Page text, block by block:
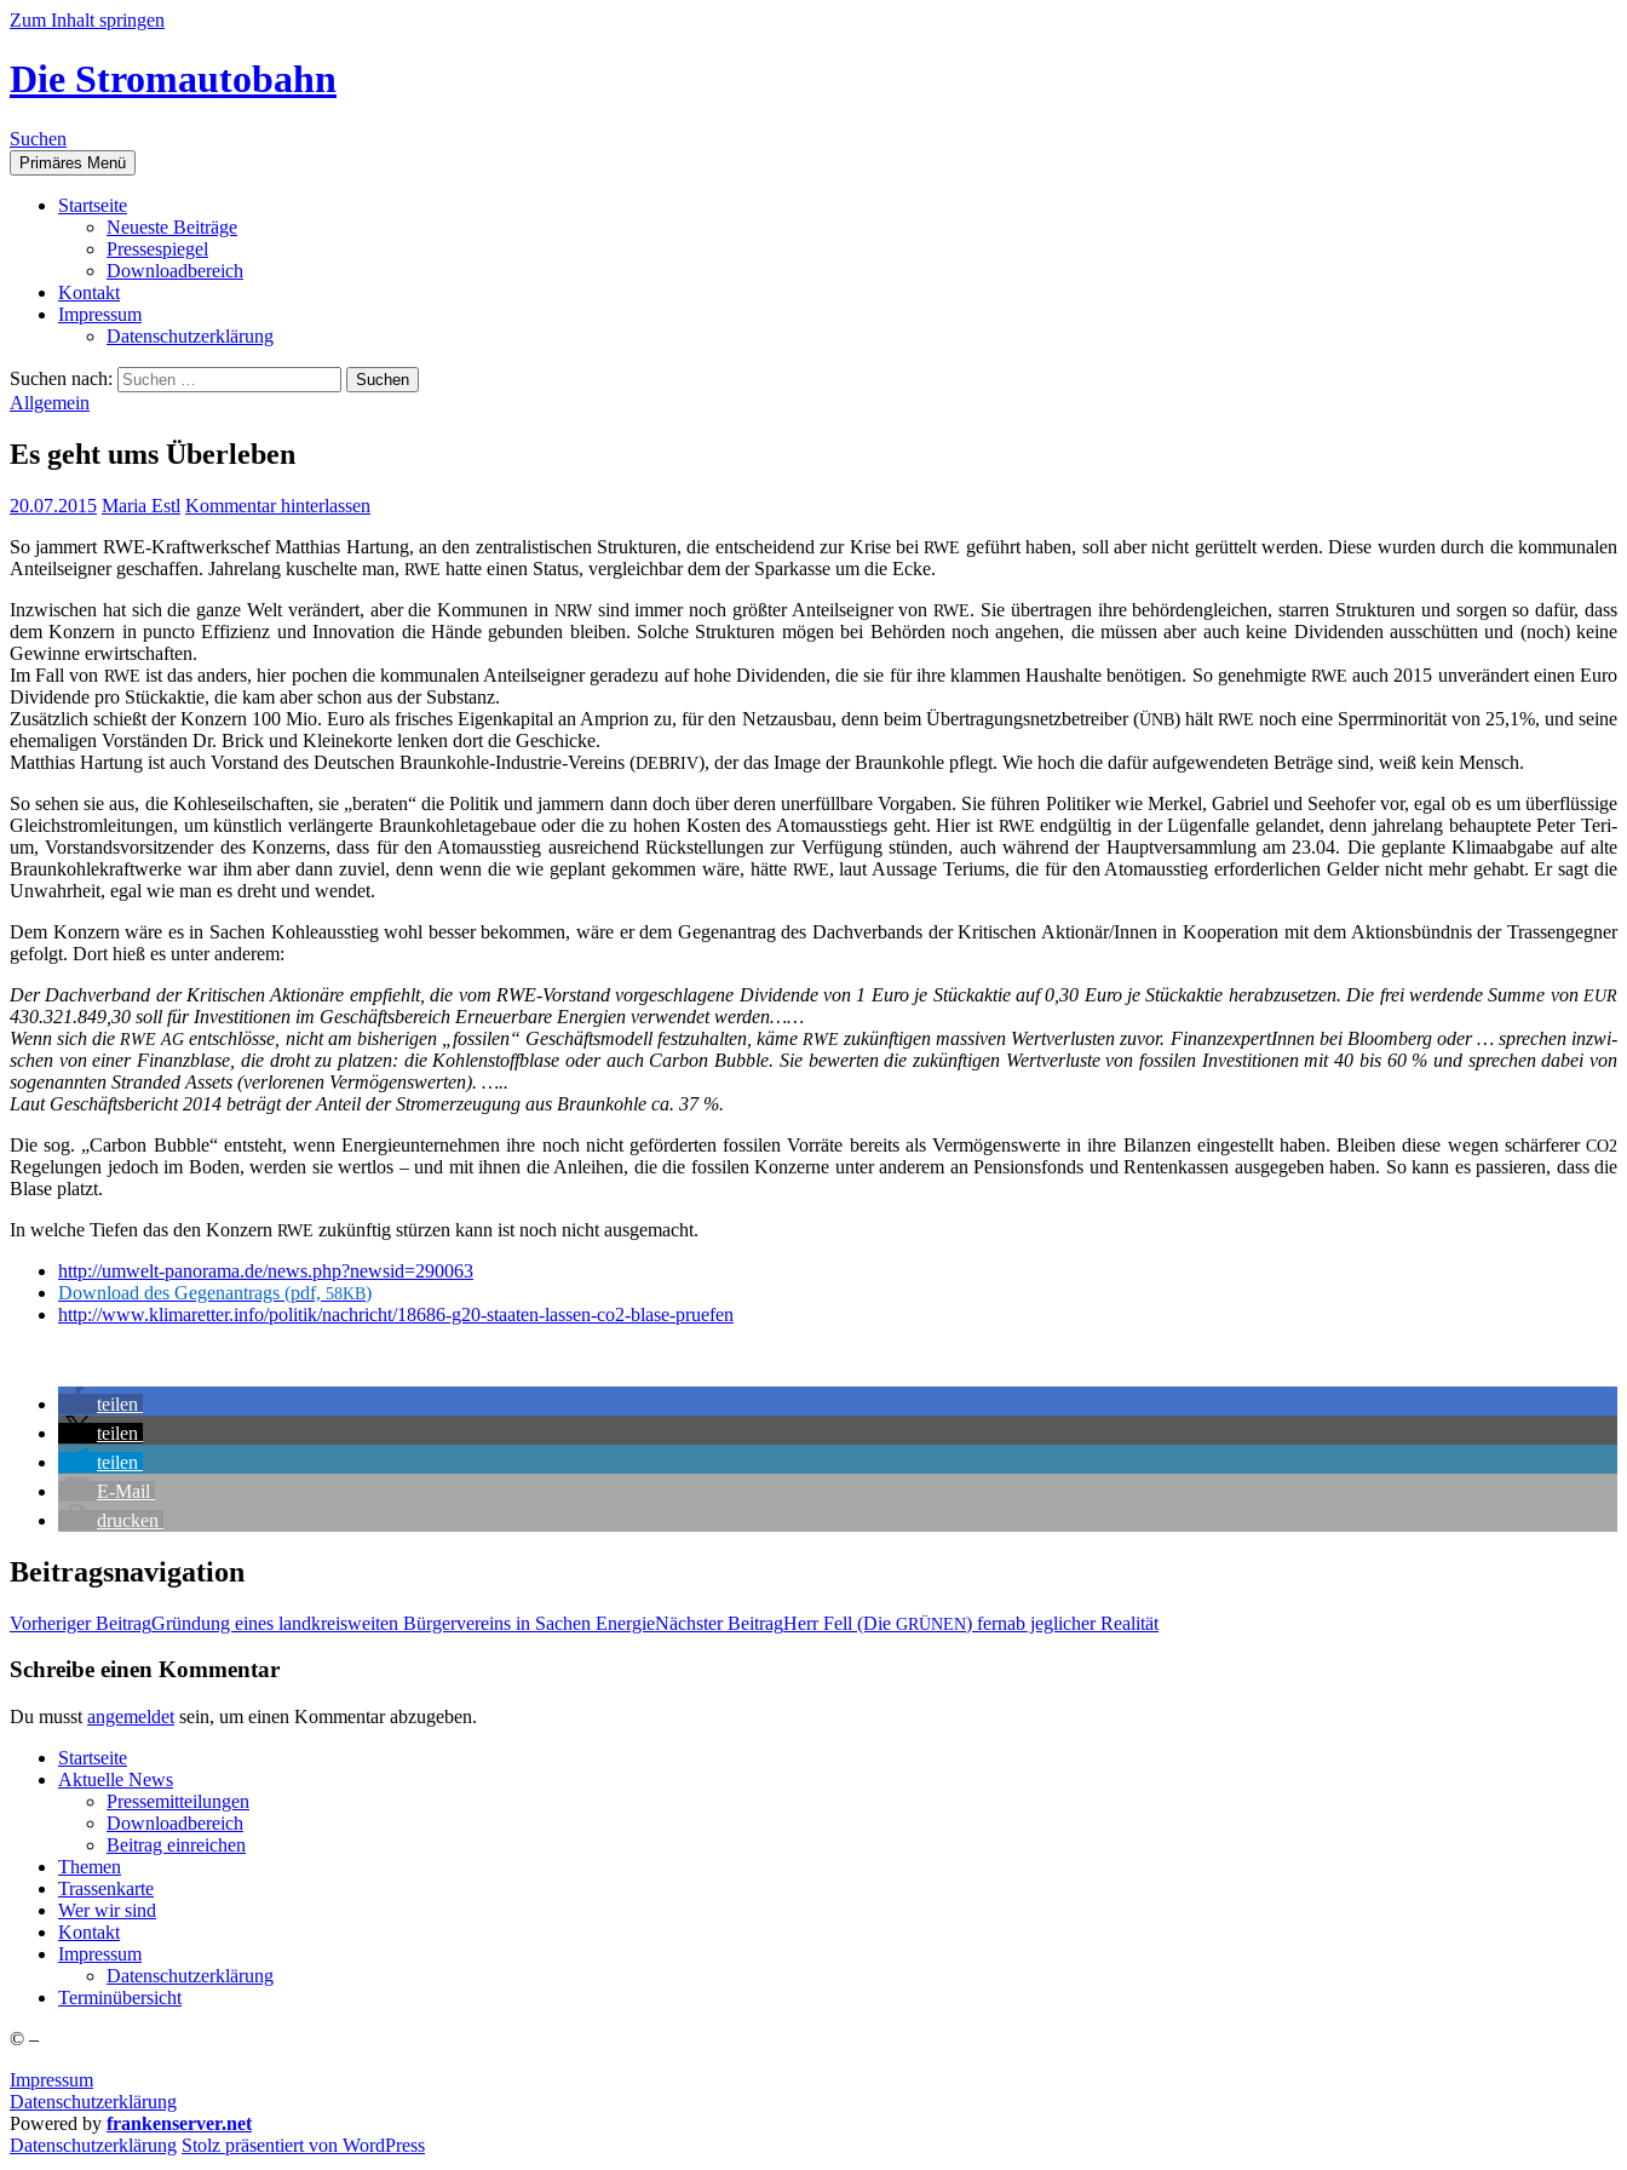
Zum Inhalt springen
Die Stromautobahn
Suchen
Primäres Menü
Start­sei­te
Neu­es­te Beiträge
Pres­se­spie­gel
Down­load­be­reich
Kon­takt
Impres­sum
Daten­schutz­er­klä­rung
Suchen nach:
Allgemein
Es geht ums Überleben
20.07.2015 Maria Estl Kommentar hinterlassen
So jam­mert RWE-Kraft­werks­chef Mat­thi­as Har­tung, an den zen­tra­lis­ti­schen Struk­tu­ren, die ent­schei­dend zur Kri­se beiRWE geführt haben, soll aber nicht gerüt­telt wer­den. Die­se wur­den durch die kom­mu­na­len
Anteils­eig­ner geschaf­fen. Jah­re­lang kuschel­te man, RWE hat­te einen Sta­tus, ver­gleich­bar dem der Spar­kas­se um die Ecke.
Inzwi­schen hat sich die gan­ze Welt ver­än­dert, aber die Kom­mu­nen in NRWsind immer noch größ­ter Anteils­eig­ner vonRWE. Sie über­tra­gen ihre behör­den­glei­chen, star­ren Struk­tu­ren und sor­gen so dafür, dass
dem Kon­zern in punc­to Effi­zi­enz und Inno­va­ti­on die Hän­de gebun­den blei­ben. Sol­che Struk­tu­ren mögen bei Behör­den noch ange­hen, die müs­sen aber auch kei­ne Divi­den­den aus­schüt­ten und (noch) kei­ne
Gewin­ne erwirt­schaf­ten.
Im Fall von RWE ist das anders, hier pochen die kom­mu­na­len Anteils­eig­ner gera­de­zu auf hohe Divi­den­den, die sie für ihre klam­men Haus­hal­te benö­ti­gen. So geneh­mig­teRWE auch 2015 unver­än­dert einen Euro
Divi­den­de pro Stück­ak­tie, die kam aber schon aus der Sub­stanz.
Zusätz­lich schießt der Kon­zern 100 Mio. Euro als fri­sches Eigen­ka­pi­tal an Ampri­on zu, für den Netz­aus­bau, denn beim Über­tra­gungs­netz­be­trei­ber (ÜNB) hält RWE noch eine Sperr­mi­no­ri­tät von 25,1%, und sei­ne
ehe­ma­li­gen Vor­stän­den Dr. Brick und Klei­ne­kor­te len­ken dort die Geschi­cke.
Mat­thi­as Har­tung ist auch Vor­stand des Deut­schen Braun­koh­le-Indus­trie-Ver­eins (DEBRIV), der das Image der Braun­koh­le pflegt. Wie hoch die dafür auf­ge­wen­de­ten Beträ­ge sind, weiß kein Mensch.
So sehen sie aus, die Koh­le­seil­schaf­ten, sie „bera­ten“ die Poli­tik und jam­mern dann doch über deren uner­füll­ba­re Vor­ga­ben. Sie füh­ren Poli­ti­ker wie Mer­kel, Gabri­el und See­ho­fer vor, egal ob es um über­flüs­si­ge
Gleich­strom­lei­tun­gen, um künst­lich ver­län­ger­te Braun­koh­le­ta­ge­baue oder die zu hohen Kos­ten des Atom­aus­stiegs geht. Hier ist RWE end­gül­tig in der Lügen­fal­le gelan­det, denn jah­re­lang behaup­te­te Peter Teri­
um, Vor­stands­vor­sit­zen­der des Kon­zerns, dass für den Atom­aus­stieg aus­rei­chend Rück­stel­lun­gen zur Ver­fü­gung stün­den, auch wäh­rend der Haupt­ver­samm­lung am 23.04. Die geplan­te Kli­ma­ab­ga­be auf alte
Braun­koh­le­kraft­wer­ke war ihm aber dann zuviel, denn wenn die wie geplant gekom­men wäre, hät­te RWE, laut Aus­sa­ge Teri­ums, die für den Atom­aus­stieg erfor­der­li­chen Gel­der nicht mehr gehabt. Er sagt die
Unwahr­heit, egal wie man es dreht und wendet.
Dem Kon­zern wäre es in Sachen Koh­le­aus­stieg wohl bes­ser bekom­men, wäre er dem Gegen­an­trag des Dach­ver­bands der Kri­ti­schen Aktionär/Innen in Koope­ra­ti­on mit dem Akti­ons­bünd­nis der Tras­sen­geg­ner
gefolgt. Dort hieß es unter anderem:
Der Dach­ver­band der Kri­ti­schen Aktio­nä­re emp­fiehlt, die vom RWE-Vor­stand vor­ge­schla­ge­ne Divi­den­de von 1 Euro je Stück­ak­tie auf 0,30 Euro je Stück­ak­tie her­ab­zu­set­zen. Die frei wer­den­de Sum­me von EUR
430.321.849,30 soll für Inves­ti­tio­nen im Geschäfts­be­reich Erneu­er­ba­re Ener­gien ver­wen­det wer­den……
Wenn sich die RWE AG ent­schlös­se, nicht am bis­he­ri­gen „fos­si­len“ Geschäfts­mo­dell fest­zu­hal­ten, käme RWE zukünf­ti­gen mas­si­ven Wert­ver­lus­ten zuvor. Finanz­ex­per­tIn­nen bei Bloom­berg oder … spre­chen inzwi­
schen von einer Finanz­bla­se, die droht zu plat­zen: die Koh­len­stoff­bla­se oder auch Car­bon Bubble. Sie bewer­ten die zukünf­ti­gen Wert­ver­lus­te von fos­si­len Inves­ti­tio­nen mit 40 bis 60 % und spre­chen dabei von
soge­nann­ten Stran­ded Assets (ver­lo­re­nen Ver­mö­gens­wer­ten). …..
Laut Geschäfts­be­richt 2014 beträgt der Anteil der Strom­erzeu­gung aus Braun­koh­le ca. 37 %.
Die sog. „Car­bon Bubble“ ent­steht, wenn Ener­gie­un­ter­neh­men ihre noch nicht geför­der­ten fos­si­len Vor­rä­te bereits als Ver­mö­gens­wer­te in ihre Bilan­zen ein­ge­stellt haben. Blei­ben die­se wegen schär­fe­rer CO2
Rege­lun­gen jedoch im Boden, wer­den sie wert­los – und mit ihnen die Anlei­hen, die die fos­si­len Kon­zer­ne unter ande­rem an Pen­si­ons­fonds und Ren­ten­kas­sen aus­ge­ge­ben haben. So kann es pas­sie­ren, dass die
Bla­se platzt.
In wel­che Tie­fen das den Kon­zern RWE zukünf­tig stür­zen kann ist noch nicht ausgemacht.
http://umwelt-panorama.de/news.php?newsid=290063
Down­load des Gegen­an­trags (pdf, 58KB)
http://www.klimaretter.info/politik/nachricht/18686-g20-staaten-lassen-co2-blase-pruefen
tei­len
tei­len
tei­len
E‑Mail
dru­cken
Beitragsnavigation
Vorheriger BeitragGrün­dung eines land­kreis­wei­ten Bür­ger­ver­eins in Sachen EnergieNächster BeitragHerr Fell (Die GRÜNEN) fern­ab jeg­li­cher Realität
Schreibe einen Kommentar
Du musst angemeldet sein, um einen Kommentar abzugeben.
Start­sei­te
Aktu­el­le News
Pres­se­mit­tei­lun­gen
Down­load­be­reich
Bei­trag einreichen
The­men
Tras­sen­kar­te
Wer wir sind
Kon­takt
Impres­sum
Daten­schutz­er­klä­rung
Ter­min­über­sicht
© –
Impressum
Datenschutzerklärung
Powered by frankenserver.net
Daten­schutz­er­klä­rung Stolz präsentiert von WordPress